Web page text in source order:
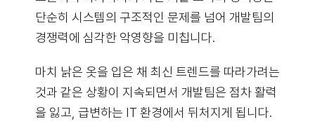
단순히 시스템의 구조적인 문제를 넘어 개발팀의
경쟁력에 심각한 악영향을 미칩니다.
마치 낡은 옷을 입은 채 최신 트렌드를 따라가려는
것과 같은 상황이 지속되면서 개발팀은 점차 활력
을 잃고, 급변하는 IT 환경에서 뒤처지게 됩니다.